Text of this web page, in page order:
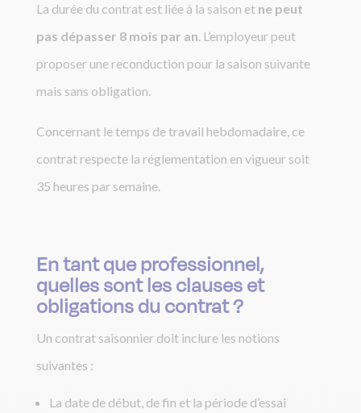
La durée du contrat est liée à la saison et ne peut
pas dépasser 8 mois par an. L’employeur peut
proposer une reconduction pour la saison suivante
mais sans obligation.
Concernant le temps de travail hebdomadaire, ce
contrat respecte la réglementation en vigueur soit
35 heures par semaine.
En tant que professionnel,
quelles sont les clauses et
obligations du contrat ?
Un contrat saisonnier doit inclure les notions
suivantes :
La date de début, de fin et la période d’essai